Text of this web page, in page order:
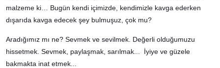
malzeme ki… Bugün kendi içimizde, kendimizle kavga ederken
dışarıda kavga edecek şey bulmuşuz, çok mu?
Aradığımız mı ne? Sevmek ve sevilmek. Değerli olduğumuzu
hissetmek. Sevmek, paylaşmak, sarılmak... İyiye ve güzele
bakmakta inat etmek...